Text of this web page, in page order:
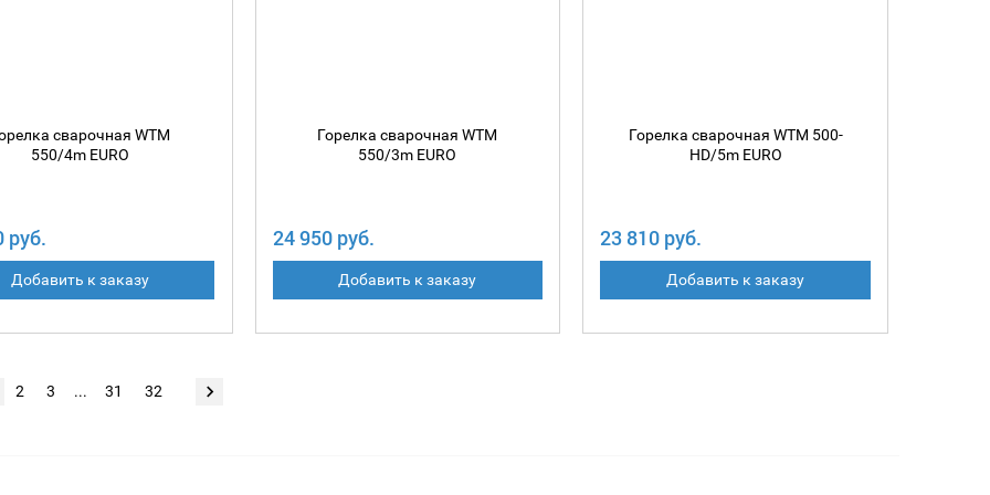
сварочная WTM
550/4m EURO
руб.
Добавить к заказу
Горелка сварочная WTM
550/3m EURO
24 950 руб.
Добавить к заказу
Горелка сварочная WTM 500-
HD/5m EURO
23 810 руб.
Добавить к заказу
2 3 ... 31 32